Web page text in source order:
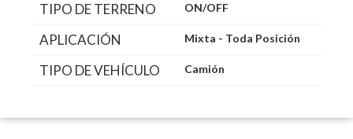
TIPO DE TERRENO ON/OFF
APLICACIÓN Mixta - Toda Posición
TIPO DE VEHÍCULO Camión